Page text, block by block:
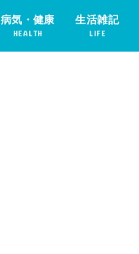
病気・健康
HEALTH
生活雑記
LIFE